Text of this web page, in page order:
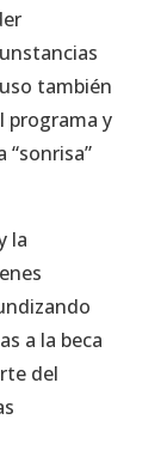
también
programa y
la
a la beca
del